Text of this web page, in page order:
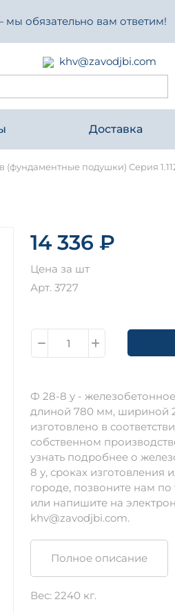
обязательно вам ответим!
khv@zavodjbi.com
Доставка
подушки) Серия
14 336 ₽
Цена за шт
Арт. 3727
Ф 28-8 у -
длиной 780 мм, шириной
изготовлено в
собственном
узнать подробнее о
8 у, сроках изготовления
городе, позвоните нам по
или напишите на
khv@zavodjbi.com.
Полное описание
Вес: 2240 кг.